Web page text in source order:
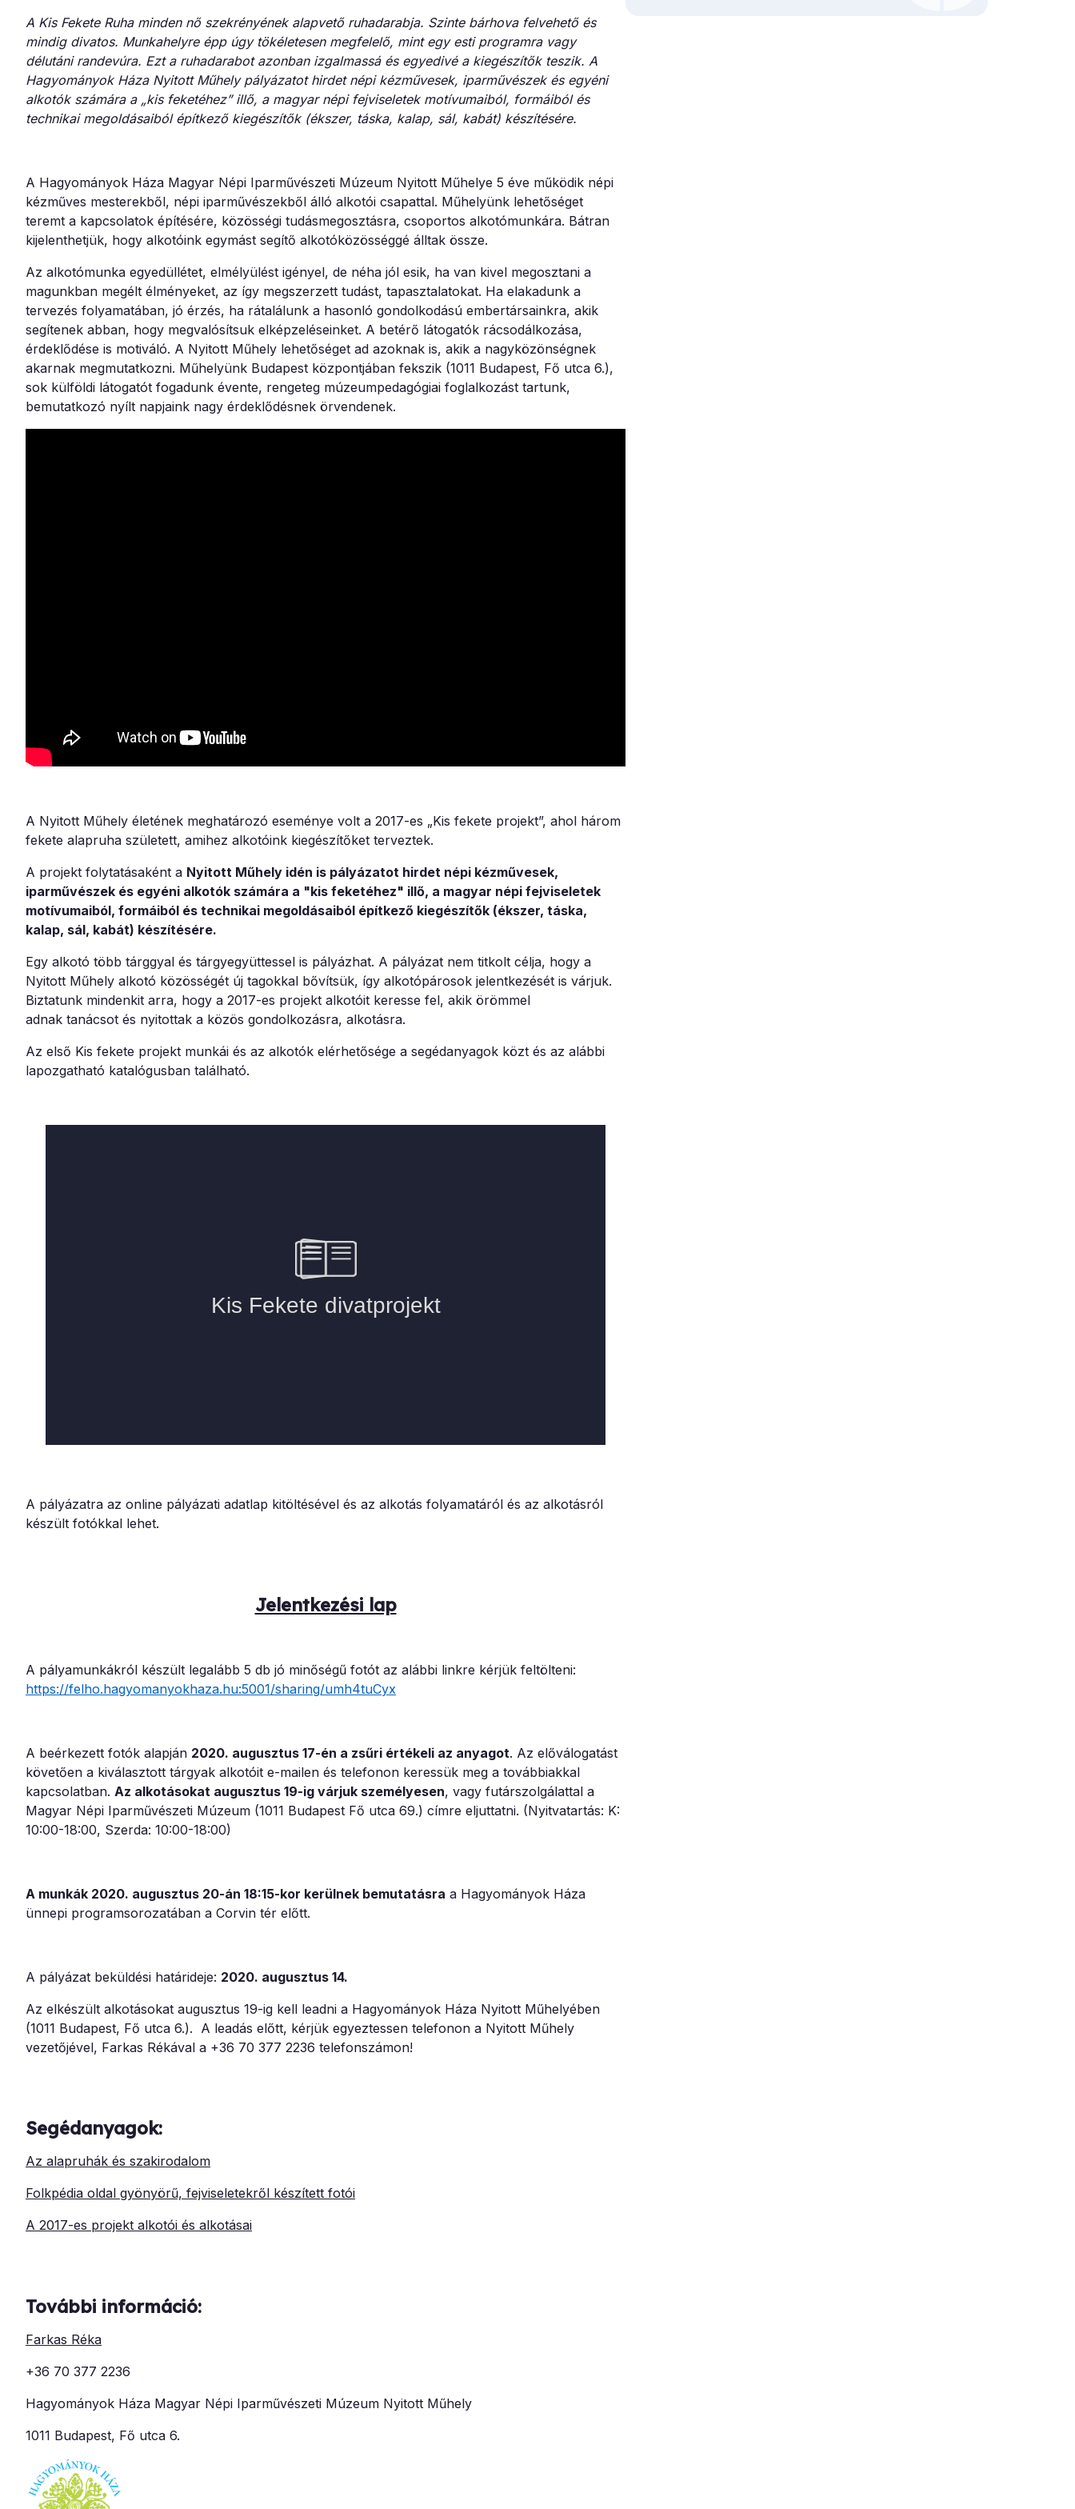
A Kis Fekete Ruha minden nő szekrényének alapvető ruhadarabja. Szinte bárhova felvehető és
mindig divatos. Munkahelyre épp úgy tökéletesen megfelelő, mint egy esti programra vagy
délutáni randevúra. Ezt a ruhadarabot azonban izgalmassá és egyedivé a kiegészítők teszik. A
Hagyományok Háza Nyitott Műhely pályázatot hirdet népi kézművesek, iparművészek és egyéni
alkotók számára a „kis feketéhez” illő, a magyar népi fejviseletek motívumaiból, formáiból és
technikai megoldásaiból építkező kiegészítők (ékszer, táska, kalap, sál, kabát) készítésére.
A Hagyományok Háza Magyar Népi Iparművészeti Múzeum Nyitott Műhelye 5 éve működik népi
kézműves mesterekből, népi iparművészekből álló alkotói csapattal. Műhelyünk lehetőséget
teremt a kapcsolatok építésére, közösségi tudásmegosztásra, csoportos alkotómunkára. Bátran
kijelenthetjük, hogy alkotóink egymást segítő alkotóközösséggé álltak össze.
Az alkotómunka egyedüllétet, elmélyülést igényel, de néha jól esik, ha van kivel megosztani a
magunkban megélt élményeket, az így megszerzett tudást, tapasztalatokat. Ha elakadunk a
tervezés folyamatában, jó érzés, ha rátalálunk a hasonló gondolkodású embertársainkra, akik
segítenek abban, hogy megvalósítsuk elképzeléseinket. A betérő látogatók rácsodálkozása,
érdeklődése is motiváló. A Nyitott Műhely lehetőséget ad azoknak is, akik a nagyközönségnek
akarnak megmutatkozni. Műhelyünk Budapest központjában fekszik (1011 Budapest, Fő utca 6.),
sok külföldi látogatót fogadunk évente, rengeteg múzeumpedagógiai foglalkozást tartunk,
bemutatkozó nyílt napjaink nagy érdeklődésnek örvendenek.
A Nyitott Műhely életének meghatározó eseménye volt a 2017-es „Kis fekete projekt”, ahol három
fekete alapruha született, amihez alkotóink kiegészítőket terveztek.
A projekt folytatásaként a Nyitott Műhely idén is pályázatot hirdet népi kézművesek,
iparművészek és egyéni alkotók számára a "kis feketéhez" illő, a magyar népi fejviseletek
motívumaiból, formáiból és technikai megoldásaiból építkező kiegészítők (ékszer, táska,
kalap, sál, kabát) készítésére.
Egy alkotó több tárggyal és tárgyegyüttessel is pályázhat. A pályázat nem titkolt célja, hogy a
Nyitott Műhely alkotó közösségét új tagokkal bővítsük, így alkotópárosok jelentkezését is várjuk.
Biztatunk mindenkit arra, hogy a 2017-es projekt alkotóit keresse fel, akik örömmel
adnak tanácsot és nyitottak a közös gondolkozásra, alkotásra.
Az első Kis fekete projekt munkái és az alkotók elérhetősége a segédanyagok közt és az alábbi
lapozgatható katalógusban található.
A pályázatra az online pályázati adatlap kitöltésével és az alkotás folyamatáról és az alkotásról
készült fotókkal lehet.
Jelentkezési lap
A pályamunkákról készült legalább 5 db jó minőségű fotót az alábbi linkre kérjük feltölteni:
https://felho.hagyomanyokhaza.hu:5001/sharing/umh4tuCyx
A beérkezett fotók alapján 2020. augusztus 17-én a zsűri értékeli az anyagot. Az előválogatást
követően a kiválasztott tárgyak alkotóit e-mailen és telefonon keressük meg a továbbiakkal
kapcsolatban. Az alkotásokat augusztus 19-ig várjuk személyesen, vagy futárszolgálattal a
Magyar Népi Iparművészeti Múzeum (1011 Budapest Fő utca 69.) címre eljuttatni. (Nyitvatartás: K:
10:00-18:00, Szerda: 10:00-18:00)
A munkák 2020. augusztus 20-án 18:15-kor kerülnek bemutatásra a Hagyományok Háza
ünnepi programsorozatában a Corvin tér előtt.
A pályázat beküldési határideje: 2020. augusztus 14.
Az elkészült alkotásokat augusztus 19-ig kell leadni a Hagyományok Háza Nyitott Műhelyében
(1011 Budapest, Fő utca 6.). A leadás előtt, kérjük egyeztessen telefonon a Nyitott Műhely
vezetőjével, Farkas Rékával a +36 70 377 2236 telefonszámon!
Segédanyagok:
Az alapruhák és szakirodalom
Folkpédia oldal gyönyörű, fejviseletekről készített fotói
A 2017-es projekt alkotói és alkotásai
További információ:
Farkas Réka
+36 70 377 2236
Hagyományok Háza Magyar Népi Iparművészeti Múzeum Nyitott Műhely
1011 Budapest, Fő utca 6.